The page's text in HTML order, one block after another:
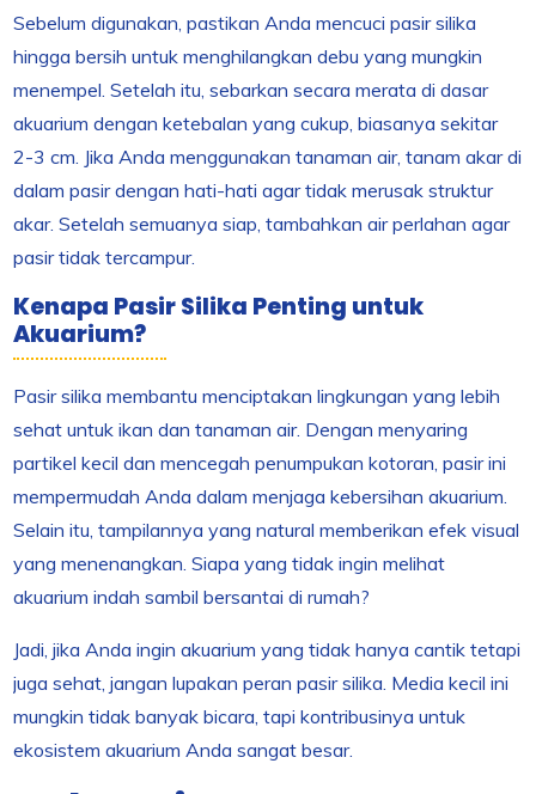
Sebelum digunakan, pastikan Anda mencuci pasir silika
hingga bersih untuk menghilangkan debu yang mungkin
menempel. Setelah itu, sebarkan secara merata di dasar
akuarium dengan ketebalan yang cukup, biasanya sekitar
2-3 cm. Jika Anda menggunakan tanaman air, tanam akar di
dalam pasir dengan hati-hati agar tidak merusak struktur
akar. Setelah semuanya siap, tambahkan air perlahan agar
pasir tidak tercampur.
Kenapa Pasir Silika Penting untuk
Akuarium?
Pasir silika membantu menciptakan lingkungan yang lebih
sehat untuk ikan dan tanaman air. Dengan menyaring
partikel kecil dan mencegah penumpukan kotoran, pasir ini
mempermudah Anda dalam menjaga kebersihan akuarium.
Selain itu, tampilannya yang natural memberikan efek visual
yang menenangkan. Siapa yang tidak ingin melihat
akuarium indah sambil bersantai di rumah?
Jadi, jika Anda ingin akuarium yang tidak hanya cantik tetapi
juga sehat, jangan lupakan peran pasir silika. Media kecil ini
mungkin tidak banyak bicara, tapi kontribusinya untuk
ekosistem akuarium Anda sangat besar.